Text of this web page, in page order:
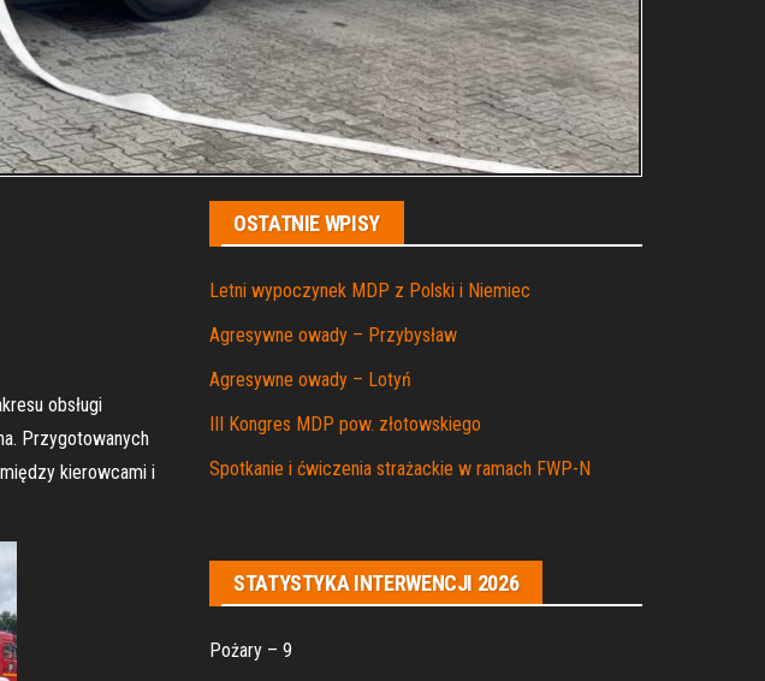
obsługi
Przygotowanych
kierowcami i
OSTATNIE WPISY
Letni wypoczynek MDP z Polski i Niemiec
Agresywne owady – Przybysław
Agresywne owady – Lotyń
III Kongres MDP pow. złotowskiego
Spotkanie i ćwiczenia strażackie w ramach FWP-N
STATYSTYKA INTERWENCJI 2026
Pożary – 9